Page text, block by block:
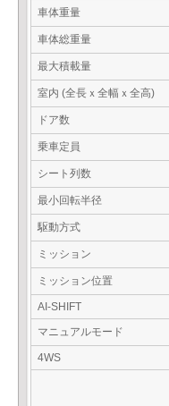
車体重量
車体総重量
最大積載量
室内 (全長ｘ全幅ｘ全高)
ドア数
乗車定員
シート列数
最小回転半径
駆動方式
ミッション
ミッション位置
AI-SHIFT
マニュアルモード
4WS